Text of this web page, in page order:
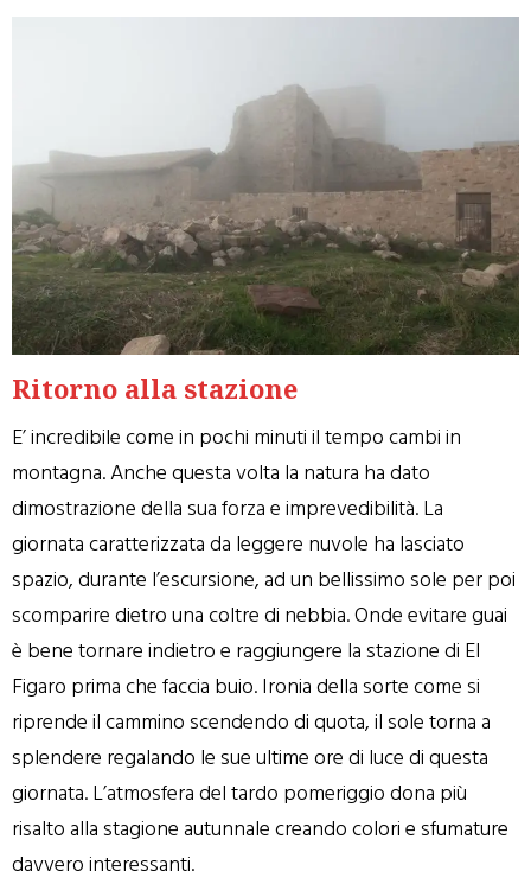
Ritorno alla stazione
E’ incredibile come in pochi minuti il tempo cambi in
montagna. Anche questa volta la natura ha dato
dimostrazione della sua forza e imprevedibilità. La
giornata caratterizzata da leggere nuvole ha lasciato
spazio, durante l’escursione, ad un bellissimo sole per poi
scomparire dietro una coltre di nebbia. Onde evitare guai
è bene tornare indietro e raggiungere la stazione di El
Figaro prima che faccia buio. Ironia della sorte come si
riprende il cammino scendendo di quota, il sole torna a
splendere regalando le sue ultime ore di luce di questa
giornata. L’atmosfera del tardo pomeriggio dona più
risalto alla stagione autunnale creando colori e sfumature
davvero interessanti.